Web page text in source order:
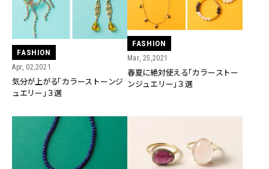
FASHION
Apr, 02,2021
気分が上がる「カラーストーンジ
ュエリー」３選
FASHION
Mar, 25,2021
春夏に絶対使える「カラーストー
ンジュエリー」３選